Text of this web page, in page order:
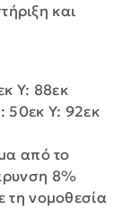
και
Y: 88εκ
50εκ Y: 92εκ
από το
8%
τη νομοθεσία